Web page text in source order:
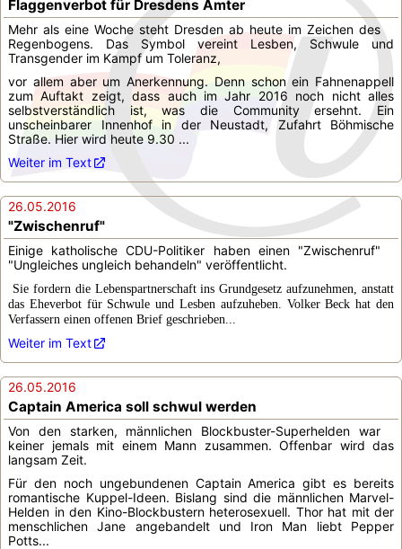
Flaggenverbot für Dresdens Ämter
Mehr als eine Woche steht Dresden ab heute im Zeichen des
Regenbogens. Das Symbol vereint Lesben, Schwule und
Transgender im Kampf um Toleranz,
vor allem aber um Anerkennung. Denn schon ein Fahnenappell
zum Auftakt zeigt, dass auch im Jahr 2016 noch nicht alles
selbstverständlich ist, was die Community ersehnt. Ein
unscheinbarer Innenhof in der Neustadt, Zufahrt Böhmische
Straße. Hier wird heute 9.30 ...
Weiter im Text
26.05.2016
"Zwischenruf"
Einige katholische CDU-Politiker haben einen "Zwischenruf"
"Ungleiches ungleich behandeln" veröffentlicht.
Sie fordern die Lebenspartnerschaft ins Grundgesetz aufzunehmen, anstatt
das Eheverbot für Schwule und Lesben aufzuheben. Volker Beck hat den
Verfassern einen offenen Brief geschrieben...
Weiter im Text
26.05.2016
Captain America soll schwul werden
Von den starken, männlichen Blockbuster-Superhelden war
keiner jemals mit einem Mann zusammen. Offenbar wird das
langsam Zeit.
Für den noch ungebundenen Captain America gibt es bereits
romantische Kuppel-Ideen. Bislang sind die männlichen Marvel-
Helden in den Kino-Blockbustern heterosexuell. Thor hat mit der
menschlichen Jane angebandelt und Iron Man liebt Pepper
Potts...